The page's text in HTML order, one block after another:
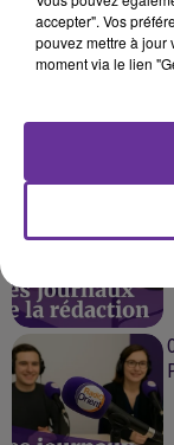
accepter". Vos
pouvez mettre à jour
moment via le lien